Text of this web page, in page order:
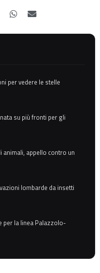
per vedere le stelle
su più fronti per gli
animali, appello contro un
lombarde da insetti
per la linea Palazzolo-